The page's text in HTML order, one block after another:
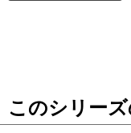
お知らせ
このシリー